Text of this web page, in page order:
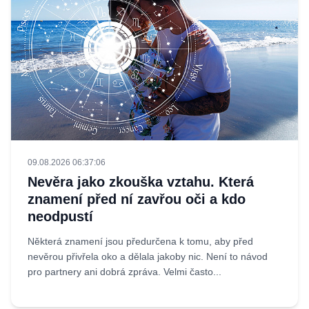
09.08.2026 06:37:06
Nevěra jako zkouška vztahu. Která
znamení před ní zavřou oči a kdo
neodpustí
Některá znamení jsou předurčena k tomu, aby před
nevěrou přivřela oko a dělala jakoby nic. Není to návod
pro partnery ani dobrá zpráva. Velmi často...